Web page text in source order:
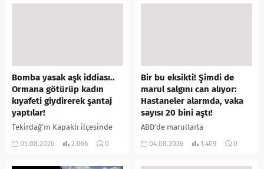
Bomba yasak aşk iddiası..
Ormana götürüp kadın
kıyafeti giydirerek şantaj
yaptılar!
Tekirdağ’ın Kapaklı ilçesinde
bir kişiyi, arkadaşının eşiyle
05.08.2026 2.066 0
Bir bu eksikti! Şimdi de
marul salgını can alıyor:
Hastaneler alarmda, vaka
sayısı 20 bini aştı!
ABD’de marullarla
ilişkilendirilen siklospora
04.08.2026 1.409 0